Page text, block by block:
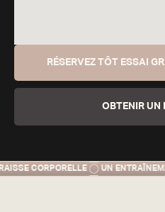
RÉSERVEZ TÔT ESSAI
OBTENIR UN
UN ENTRAÎNEMENT SÛRE ET